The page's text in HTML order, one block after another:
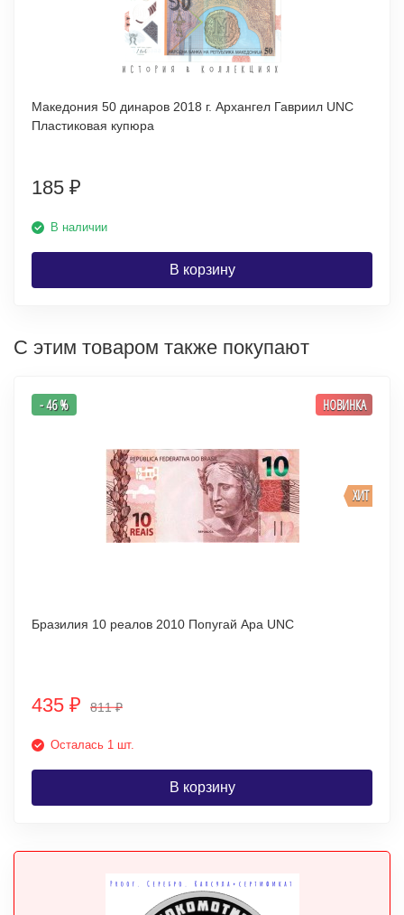
Македония 50 динаров 2018 г. Архангел Гавриил UNC
Пластиковая купюра
185 ₽
В наличии
В корзину
С этим товаром также покупают
ХИТ
- 46 % НОВИНКА
Бразилия 10 реалов 2010 Попугай Ара UNC
435 ₽ 811₽
Осталась 1 шт.
В корзину